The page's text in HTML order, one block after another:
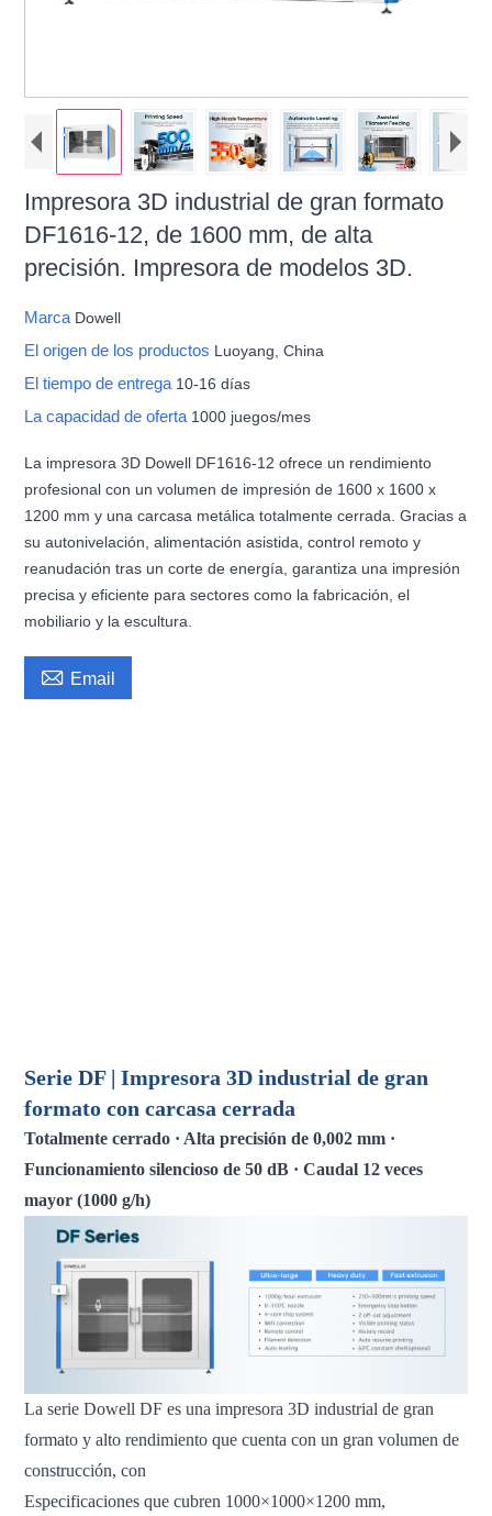
Impresora 3D industrial de gran formato
DF1616-12, de 1600 mm, de alta
precisión. Impresora de modelos 3D.
Marca Dowell
El origen de los productos Luoyang, China
El tiempo de entrega 10-16 días
La capacidad de oferta 1000 juegos/mes
La impresora 3D Dowell DF1616-12 ofrece un rendimiento
profesional con un volumen de impresión de 1600 x 1600 x
1200 mm y una carcasa metálica totalmente cerrada. Gracias a
su autonivelación, alimentación asistida, control remoto y
reanudación tras un corte de energía, garantiza una impresión
precisa y eficiente para sectores como la fabricación, el
mobiliario y la escultura.
 Email
Serie DF | Impresora 3D industrial de gran
formato con carcasa cerrada
Totalmente cerrado · Alta precisión de 0,002 mm ·
Funcionamiento silencioso de 50 dB · Caudal 12 veces
mayor (1000 g/h)
La serie Dowell DF es una impresora 3D industrial de gran
formato y alto rendimiento que cuenta con un gran volumen de
construcción, con
Especificaciones que cubren 1000×1000×1200 mm,